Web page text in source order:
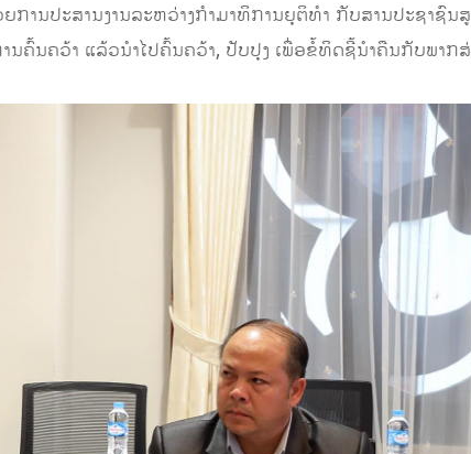
ານປະສານງານລະຫວ່າງກໍາມາທິການຍຸຕິທໍາ ກັບສານປະຊາຊົນ
ນຄົ້ນຄວ້າ ແລ້ວນຳໄປຄົ້ນຄວ້າ, ປັບປຸງ ເພື່ອຂໍ້ທິດຊີ້ນຳຄືນກັບພາກ